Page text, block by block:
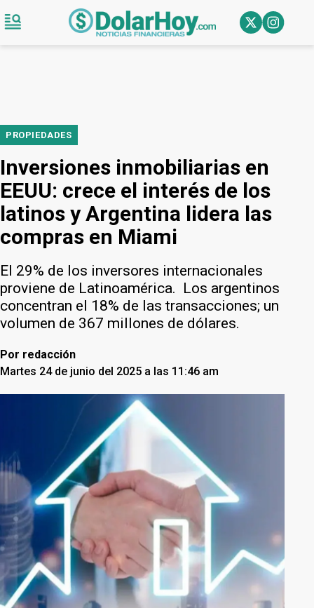
PROPIEDADES
Inversiones inmobiliarias en
EEUU: crece el interés de los
latinos y Argentina lidera las
compras en Miami
El 29% de los inversores internacionales
proviene de Latinoamérica. Los argentinos
concentran el 18% de las transacciones; un
volumen de 367 millones de dólares.
Por redacción
Martes 24 de junio del 2025 a las 11:46 am